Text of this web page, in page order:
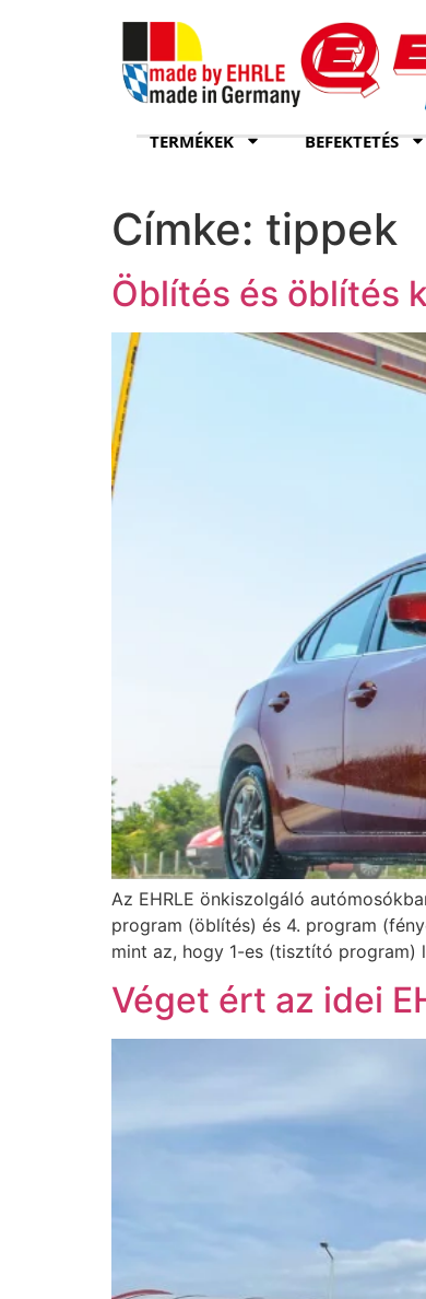
TERMÉKEK BEFEKTETÉS
Címke: tippek
Öblítés és öblítés
Az EHRLE önkiszolgáló
program (öblítés) és 4. program
mint az, hogy 1-es (tisztító program)
Véget ért az idei